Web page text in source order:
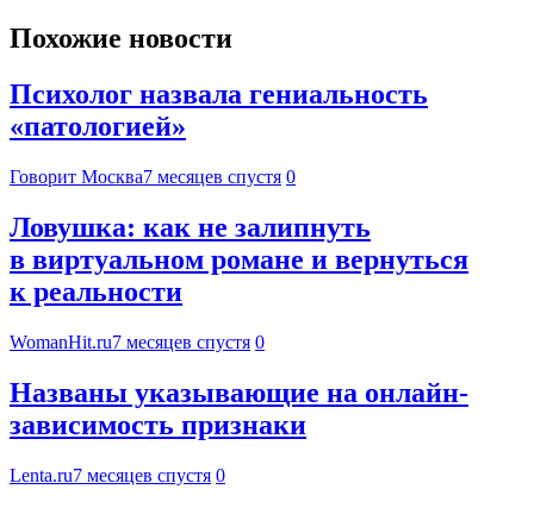
Похожие новости
Психолог назвала гениальность
«патологией»
Говорит Москва7 месяцев спустя 0
Ловушка: как не залипнуть
в виртуальном романе и вернуться
к реальности
WomanHit.ru7 месяцев спустя 0
Названы указывающие на онлайн-
зависимость признаки
Lenta.ru7 месяцев спустя 0